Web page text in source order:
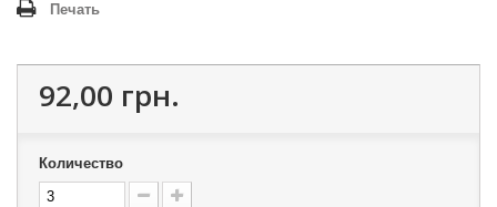
Печать
92,00 грн.
Количество